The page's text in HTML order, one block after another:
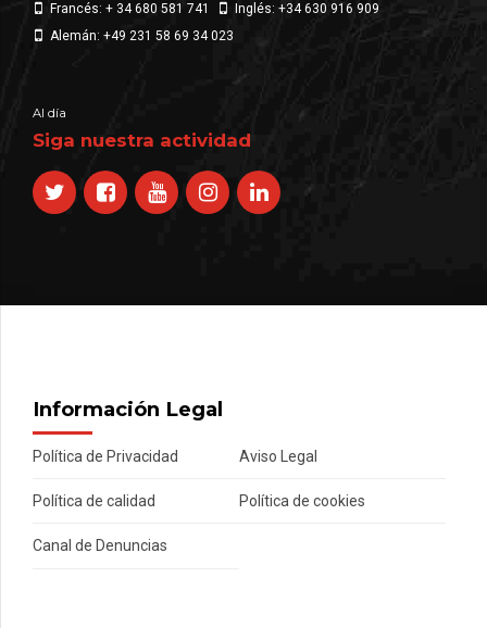
Francés: + 34 680 581 741
Inglés: +34 630 916 909
Alemán: +49 231 58 69 34 023
Al día
Siga nuestra actividad
Información Legal
Política de Privacidad Aviso Legal
Política de calidad Política de cookies
Canal de Denuncias